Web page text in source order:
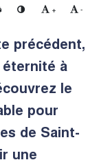
Imprimer Changer le contraste
+ Agrandir le
-
précédent,
éternité à
le
pour
de Saint-
une